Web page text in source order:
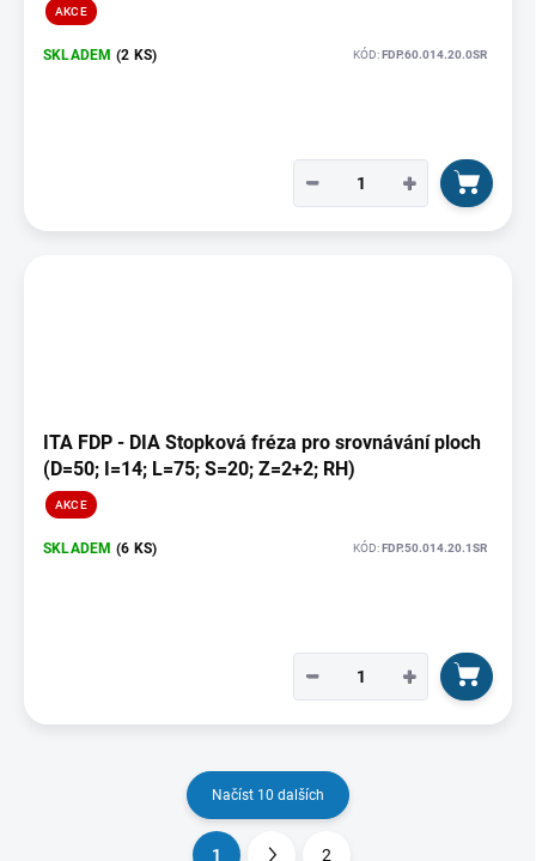
AKCE
SKLADEM (2 KS) KÓD:FDP.60.014.20.0SR
+
−
ITA FDP - DIA Stopková fréza pro srovnávání ploch
(D=50; I=14; L=75; S=20; Z=2+2; RH)
AKCE
SKLADEM (6 KS) KÓD:FDP.50.014.20.1SR
+
−
Načíst 10 dalších
1
2